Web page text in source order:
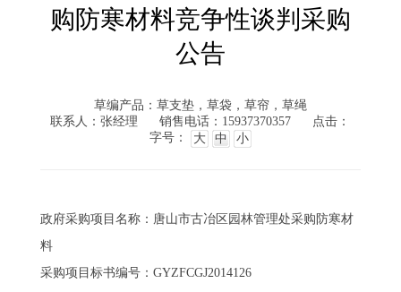
购防寒材料竞争性谈判采购
公告
草编产品：草支垫，草袋，草帘，草绳
联系人：张经理
销售电话：15937370357
点击：
字号：
大 中 小
政府采购项目名称：唐山市古冶区园林管理处采购防寒材
料
采购项目标书编号：GYZFCGJ2014126